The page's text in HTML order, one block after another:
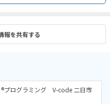
報を共有する
®プログラミング V-code 二日市